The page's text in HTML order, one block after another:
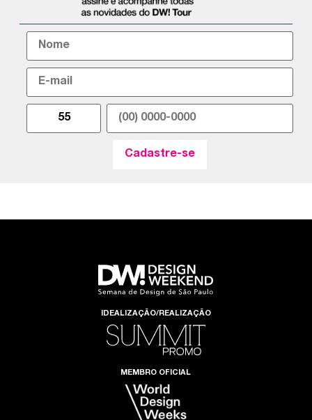
IDEALIZAÇÃO/REALIZAÇÃO
MEMBRO OFICIAL